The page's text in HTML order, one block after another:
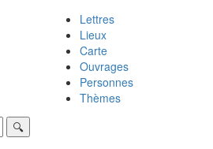
Lettres
Lieux
Carte
Ouvrages
Personnes
Thèmes